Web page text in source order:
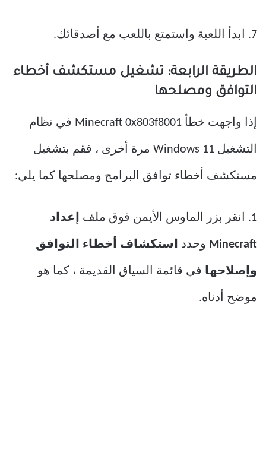
7. ابدأ اللعبة واستمتع باللعب مع أصدقائك.
الطريقة الرابعة: تشغيل مستكشف أخطاء
التوافق ومصلحها
إذا واجهت خطأ Minecraft 0x803f8001 في نظام
التشغيل Windows 11 مرة أخرى ، فقم بتشغيل
مستكشف أخطاء توافق البرامج ومصلحها كما يلي:
1. انقر بزر الماوس الأيمن فوق ملف إعداد
Minecraft وحدد استكشاف أخطاء التوافق
وإصلاحها في قائمة السياق القديمة ، كما هو
موضح أدناه.